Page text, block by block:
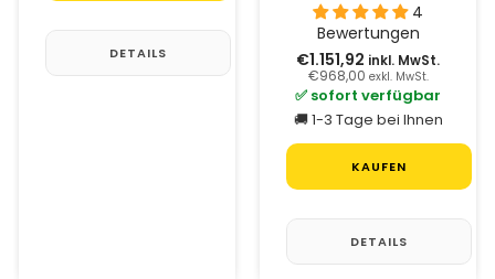
DETAILS
4
Bewertungen
€1.151,92 inkl. MwSt.
€968,00 exkl. MwSt.
✅ sofort verfügbar
🚚 1-3 Tage bei Ihnen
KAUFEN
DETAILS